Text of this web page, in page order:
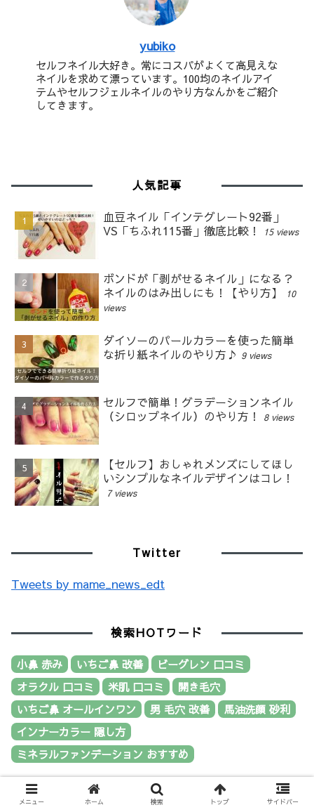
yubiko
セルフネイル大好き。常にコスパがよくて高見えな
ネイルを求めて漂っています。100均のネイルアイ
テムやセルフジェルネイルのやり方なんかをご紹介
してきます。
人気記事
血豆ネイル「インテグレート92番」
VS「ちふれ115番」徹底比較！
15 views
ボンドが「剥がせるネイル」になる？
ネイルのはみ出しにも！【やり方】
10
views
ダイソーのパールカラーを使った簡単
な折り紙ネイルのやり方♪ 9 views
セルフで簡単！グラデーションネイル
（シロップネイル）のやり方！
8 views
【セルフ】おしゃれメンズにしてほし
いシンプルなネイルデザインはコレ！
7 views
Twitter
Tweets by mame_news_edt
検索HOTワード
小鼻 赤み いちご鼻 改善
ビーグレン 口コミ
オラクル 口コミ
米肌 口コミ
開き毛穴
いちご鼻 オールインワン
男 毛穴 改善
馬油洗顔 砂利
インナーカラー 隠し方
ミネラルファンデーション おすすめ
メニュー ホーム 検索 トップ サイドバー